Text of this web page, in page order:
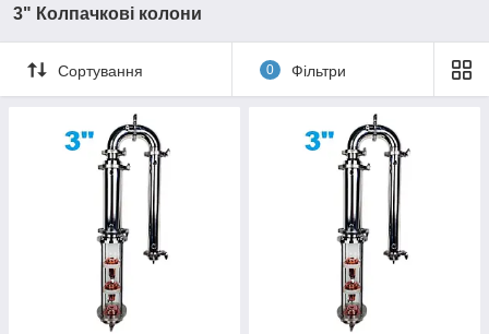
3" Колпачкові колони
Сортування 0 Фільтри